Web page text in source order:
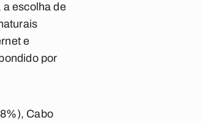
escolha de
e
por
Cabo